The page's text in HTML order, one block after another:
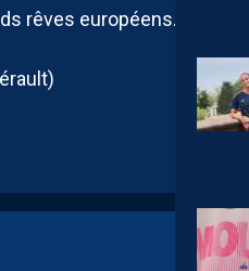
rêves européens.